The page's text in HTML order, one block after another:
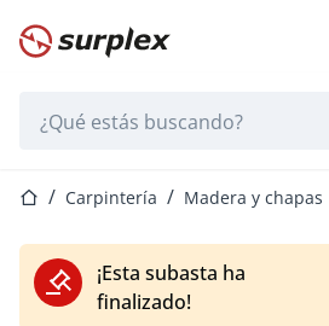
Página de inicio
Página de inicio
Carpintería Madera y chapas
¡Esta subasta ha
finalizado!